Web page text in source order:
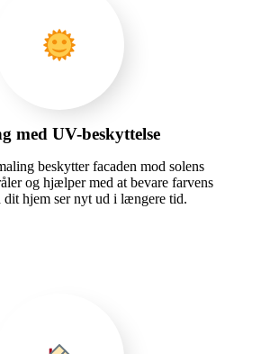
med UV-beskyttelse
beskytter facaden mod solens
og hjælper med at bevare farvens
dit hjem ser nyt ud i længere tid.